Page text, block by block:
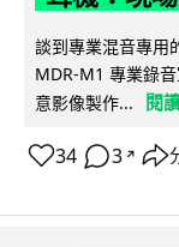
談到專業混音專用
MDR-M1 專業錄
意影像製作...
閱
34 3 ↗